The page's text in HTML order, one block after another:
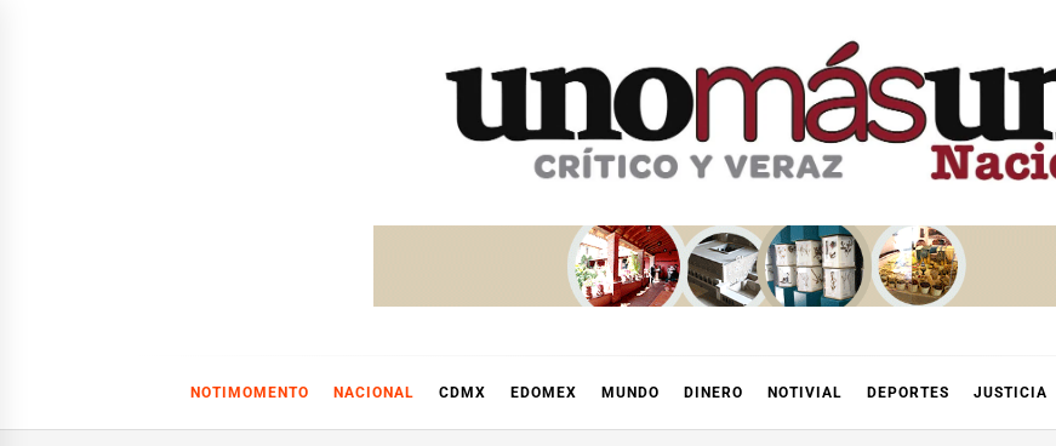
NOTIMOMENTO NACIONAL CDMX EDOMEX MUNDO DINERO NOTIVIAL DEPORTES JUSTICIA